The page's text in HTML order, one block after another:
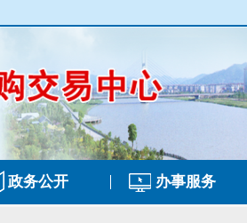
政务公开 办事服务